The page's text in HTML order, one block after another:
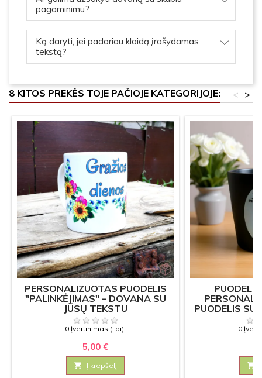
pagaminimu?
Ką daryti, jei padariau klaidą įrašydamas
tekstą?
8 KITOS PREKĖS TOJE PAČIOJE KATEGORIJOJE: >
<
PERSONALIZUOTAS PUODELIS
"PALINKĖJIMAS" – DOVANA SU
JŪSŲ TEKSTU
0 Įvertinimas (-ai)
5,00 €
 Į krepšelį
PUODELIS SU
0
